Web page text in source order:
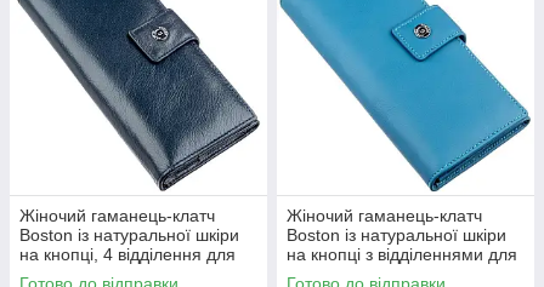
Жіночий гаманець-клатч
Boston із натуральної шкіри
на кнопці, 4 відділення для
купюр і 14 для карток, сіро-
Жіночий гаманець-клатч
Boston із натуральної шкіри
на кнопці з відділеннями для
документів, блакитний